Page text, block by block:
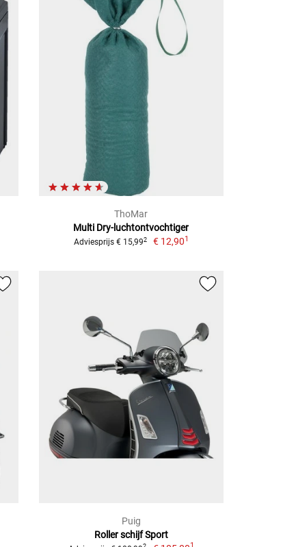
ThoMar
Multi Dry-luchtontvochtiger
Adviesprijs € 15,992 € 12,901
Puig
Roller schijf Sport